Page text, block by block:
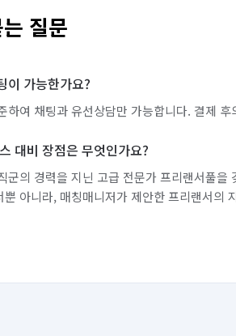
질문
이 가능한가요?
하여 채팅과 유선상담만 가능합니다. 결제
대비 장점은 무엇인가요?
군의 경력을 지닌 고급 전문가 프리랜서풀
뿐 아니라, 매칭매니저가 제안한 프리랜서의